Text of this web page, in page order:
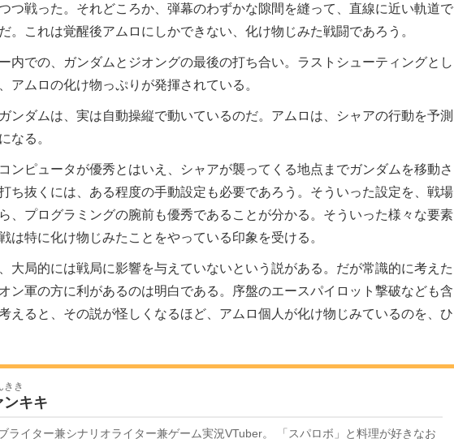
つ戦った。それどころか、弾幕のわずかな隙間を縫って、直線に近い軌道で
。これは覚醒後アムロにしかできない、化け物じみた戦闘であろう。
内での、ガンダムとジオングの最後の打ち合い。ラストシューティングとし
アムロの化け物っぷりが発揮されている。
ンダムは、実は自動操縦で動いているのだ。アムロは、シャアの行動を予測
なる。
ンピュータが優秀とはいえ、シャアが襲ってくる地点までガンダムを移動さ
ち抜くには、ある程度の手動設定も必要であろう。そういった設定を、戦場
、プログラミングの腕前も優秀であることが分かる。そういった様々な要素
は特に化け物じみたことをやっている印象を受ける。
大局的には戦局に影響を与えていないという説がある。だが常識的に考えた
ン軍の方に利があるのは明白である。序盤のエースパイロット撃破なども含
えると、その説が怪しくなるほど、アムロ個人が化け物じみているのを、ひ
きき
ンキキ
ライター兼シナリオライター兼ゲーム実況VTuber。 「スパロボ」と料理が好きなお